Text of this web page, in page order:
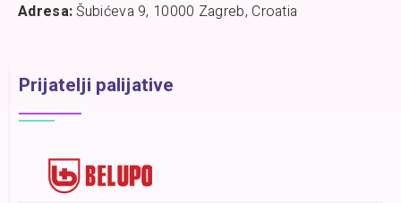
Adresa:Šubićeva 9, 10000 Zagreb, Croatia
Prijatelji palijative